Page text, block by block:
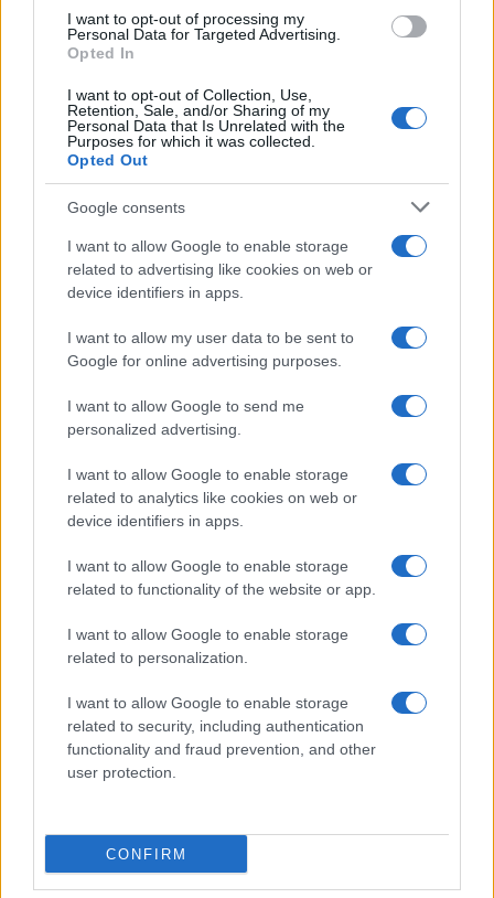
I want to opt-out of processing my
Personal Data for Targeted Advertising.
Opted In
I want to opt-out of Collection, Use,
Retention, Sale, and/or Sharing of my
Personal Data that Is Unrelated with the
Purposes for which it was collected.
Opted Out
Google consents
I want to allow Google to enable storage
related to advertising like cookies on web or
device identifiers in apps.
I want to allow my user data to be sent to
Google for online advertising purposes.
I want to allow Google to send me
personalized advertising.
I want to allow Google to enable storage
related to analytics like cookies on web or
device identifiers in apps.
I want to allow Google to enable storage
related to functionality of the website or app.
I want to allow Google to enable storage
related to personalization.
I want to allow Google to enable storage
related to security, including authentication
functionality and fraud prevention, and other
user protection.
CONFIRM
Ελληνική Αναπτυξιακή Τράπεζα: Με «προίκα» 2 δισ. ευρώ
ανοίγει δρόμο για δάνεια έως 5 δισ. σε μικρομεσαίες
Β.Σ. Καρούλιας: Τζίρος 98,7
εκατ. ευρώ και αύξηση
στοιχήματα σε low & non
alcohol
Deloitte Ελλάδος:
Χρηματοοικονομικός
είσοδο στην πολωνική
αγορά ενέργειας
Η Chery επενδύει 75 εκατ. δολάρια στην KG Mobility
Το FIAT 500 Hybrid τώρα
Ατρόμητος και Novibet